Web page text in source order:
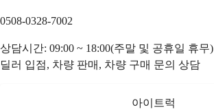
0508-0328-7002
상담시간: 09:00 ~ 18:00(주말 및 공휴일 휴무)
딜러 입점, 차량 판매, 차량 구매 문의 상담
아이트럭